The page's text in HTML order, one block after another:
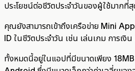
ประโยชน์ต่อชีวิตประจำวันของผู้ใช้มากที่
คุณยังสามารถเข้าถึงเครือข่าย Mini
ID ในชีวิตประจำวัน เช่น เล่นเกม การเงิ
ทั้งหมดนี้อยู่ในแอปที่มีขนาดเพียง